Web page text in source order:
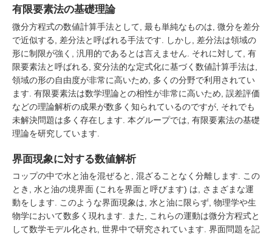
有限要素法の基礎理論
微分方程式の数値計算手法として, 最も単純なものは, 微分を差分
で近似する, 差分法と呼ばれる手法です. しかし, 差分法は領域の
形に制限が強く, 汎用的であるとは言えません. それに対して, 有
限要素法と呼ばれる, 変分法的な定式化に基づく数値計算手法は,
領域の形の自由度が非常に高いため, 多くの分野で利用されてい
ます. 有限要素法は数学理論との相性が非常に高いため, 誤差評価
などの理論解析の成果が数多く知られているのですが, それでも
未解決問題は多く存在します. 本グループでは, 有限要素法の基礎
理論を研究しています.
界面現象に対する数値解析
コップの中で水と油を混ぜると, 混ざることなく分離します. この
とき, 水と油の境界面 (これを界面と呼びます) は, さまざまな運
動をします. このような界面現象は, 水と油に限らず, 物理学や生
物学において数多く現れます. また, これらの運動は微分方程式と
して数学モデル化され, 世界中で研究されています. 界面問題を記